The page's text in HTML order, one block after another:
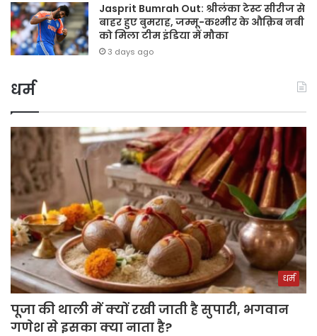
Jasprit Bumrah Out: श्रीलंका टेस्ट सीरीज से
बाहर हुए बुमराह, जम्मू-कश्मीर के औक़िब नबी
को मिला टीम इंडिया में मौका
3 days ago
धर्म
धर्म
पूजा की थाली में क्यों रखी जाती है सुपारी, भगवान
गणेश से इसका क्या नाता है?